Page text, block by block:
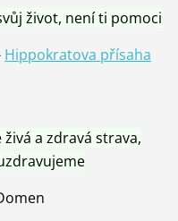
život, není ti pomoci
Hippokratova přísaha
živá a zdravá strava,